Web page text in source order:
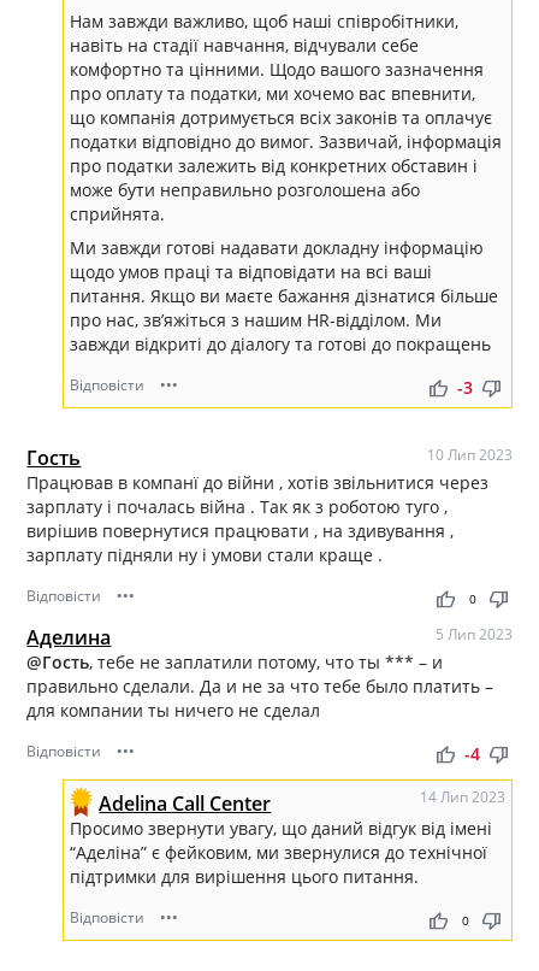
Нам завжди важливо, щоб наші співробітники,
навіть на стадії навчання, відчували себе
комфортно та цінними. Щодо вашого зазначення
про оплату та податки, ми хочемо вас впевнити,
що компанія дотримується всіх законів та оплачує
податки відповідно до вимог. Зазвичай, інформація
про податки залежить від конкретних обставин і
може бути неправильно розголошена або
сприйнята.
Ми завжди готові надавати докладну інформацію
щодо умов праці та відповідати на всі ваші
питання. Якщо ви маєте бажання дізнатися більше
про нас, зв’яжіться з нашим HR-відділом. Ми
завжди відкриті до діалогу та готові до покращень
Відповісти ••• thumb_up thumb_down
-3
Гость 10 Лип 2023
Працював в компанї до війни , хотів звільнитися через
зарплату і почалась війна . Так як з роботою туго ,
вирішив повернутися працювати , на здивування ,
зарплату підняли ну і умови стали краще .
Відповісти ••• thumb_up thumb_down
0
Аделина 5 Лип 2023
@Гость, тебе не заплатили потому, что ты *** – и
правильно сделали. Да и не за что тебе было платить –
для компании ты ничего не сделал
Відповісти ••• thumb_up thumb_down
-4
Adelina Call Center 14 Лип 2023
Просимо звернути увагу, що даний відгук від імені
“Аделіна” є фейковим, ми звернулися до технічної
підтримки для вирішення цього питання.
Відповісти ••• thumb_up thumb_down
0